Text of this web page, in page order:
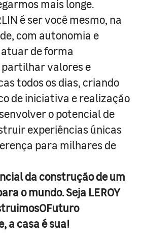
mais longe.
é ser você mesmo, na
com autonomia e
de forma
valores e
todos os dias, criando
de iniciativa e realização
o potencial de
experiências únicas
para milhares de
da construção de um
o mundo. Seja LEROY
a casa é sua!